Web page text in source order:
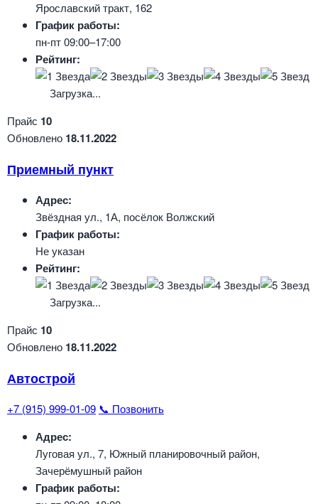
Ярославский тракт, 162
График работы:
пн-пт 09:00–17:00
Рейтинг:
Загрузка...
Прайс 10
Обновлено 18.11.2022
Приемный пункт
Адрес:
Звёздная ул., 1А, посёлок Волжский
График работы:
Не указан
Рейтинг:
Загрузка...
Прайс 10
Обновлено 18.11.2022
Автострой
+7 (915) 999-01-09 📞 Позвонить
Адрес:
Луговая ул., 7, Южный планировочный район,
Зачерёмушный район
График работы: